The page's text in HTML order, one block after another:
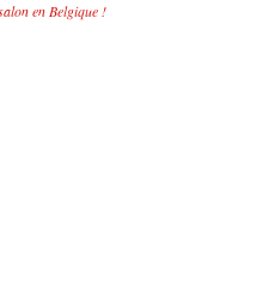
en Belgique !